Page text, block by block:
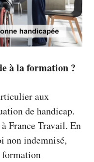
à la formation ?
aux
de handicap.
France Travail. En
non indemnisé,
formation